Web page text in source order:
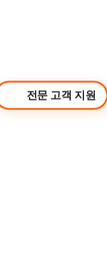
전문 고객 지원